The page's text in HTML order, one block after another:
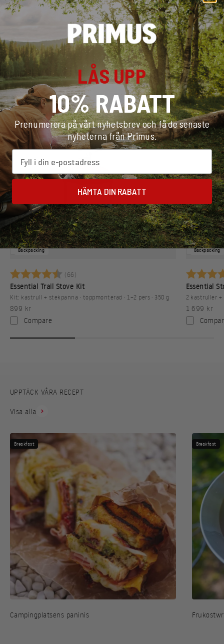
02 Servera med en riklig mängd topping!
Rekommenderad Utrustning
Backpacking
Betyg: (66)
Essential Trail Stove Kit
Kit: kastrull + stekpanna · toppmonterad · 1–2 pers · 350 g
REA-pris
899 kr
Compare
Backpacking
Betyg:
Essential
2 kastruller +
REA-pris
1 699 kr
UPPTÄCK VÅRA RECEPT
Visa alla
Breakfast
Campingplatsens paninis
Breakfast
LÅS UPP
10% RABATT
Prenumerera på vårt nyhetsbrev och få de senaste
nyheterna från Primus.
Email
HÄMTA DIN RABATT